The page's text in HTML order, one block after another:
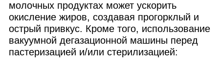
молочных продуктах может ускорить
окисление жиров, создавая прогорклый и
острый привкус. Кроме того, использование
вакуумной дегазационной машины перед
пастеризацией и/или стерилизацией: